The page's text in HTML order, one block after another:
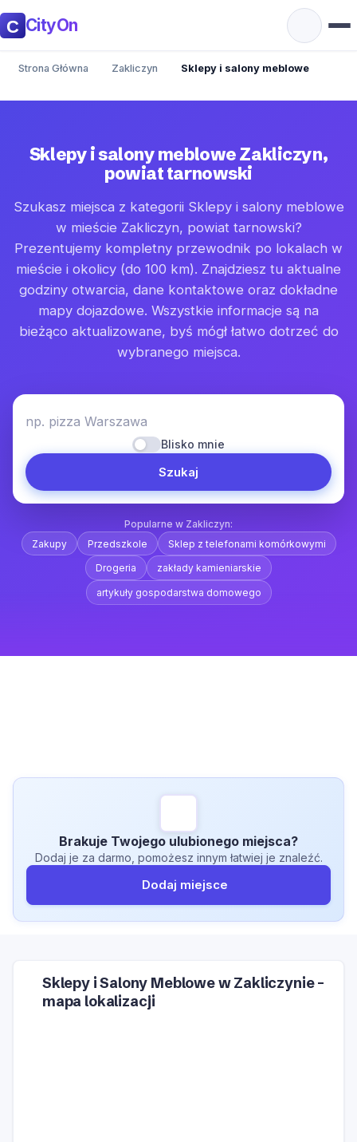
CityOn
Strona Główna Zakliczyn Sklepy i salony meblowe
Sklepy i salony meblowe Zakliczyn,
powiat tarnowski
Szukasz miejsca z kategorii Sklepy i salony meblowe
w mieście Zakliczyn, powiat tarnowski?
Prezentujemy kompletny przewodnik po lokalach w
mieście i okolicy (do 100 km). Znajdziesz tu aktualne
godziny otwarcia, dane kontaktowe oraz dokładne
mapy dojazdowe. Wszystkie informacje są na
bieżąco aktualizowane, byś mógł łatwo dotrzeć do
wybranego miejsca.
np. pizza Warszawa
Blisko mnie
Szukaj
Popularne w Zakliczyn:
Zakupy
Przedszkole Sklep z telefonami komórkowymi
Drogeria zakłady kamieniarskie
artykuły gospodarstwa domowego
Brakuje Twojego ulubionego miejsca?
Dodaj je za darmo, pomożesz innym łatwiej je znaleźć.
Dodaj miejsce
Sklepy i Salony Meblowe w Zakliczynie –
mapa lokalizacji